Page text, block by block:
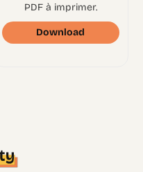
PDF à imprimer.
Download